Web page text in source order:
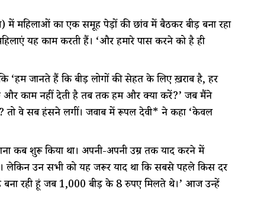
में महिलाओं का एक समूह पेड़ों की छांव में बैठकर बीड़ी बना रहा
यह काम करती हैं। ‘और हमारे पास करने को है ही
जानते हैं कि बीड़ी लोगों की सेहत के लिए ख़राब है, हर
काम नहीं देती है तब तक हम और क्या करें?’ जब मैंने
तो वे सब हंसने लगीं। जवाब में रूपल देवी* ने कहा ‘केवल
कब शुरू किया था। अपनी-अपनी उम्र तक याद करने में
लेकिन उन सभी को यह जरूर याद था कि सबसे पहले किस दर
बना रही हूं जब 1,000 बीड़ी के 8 रुपए मिलते थे।’ आज उन्हें